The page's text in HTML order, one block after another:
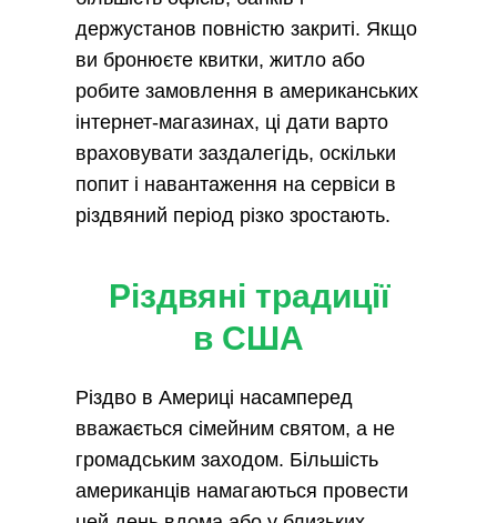
держустанов повністю закриті. Якщо
ви бронюєте квитки, житло або
робите замовлення в американських
інтернет-магазинах, ці дати варто
враховувати заздалегідь, оскільки
попит і навантаження на сервіси в
різдвяний період різко зростають.
Різдвяні традиції
в США
Різдво в Америці насамперед
вважається сімейним святом, а не
громадським заходом. Більшість
американців намагаються провести